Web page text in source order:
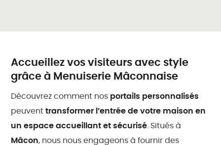
Accueillez vos visiteurs avec style
grâce à Menuiserie Mâconnaise
Découvrez comment nos portails personnalisés
peuventtransformer l’entrée de votre maison en
un espace accueillant et sécurisé . Situés à
Mâcon, nous nous engageons à fournir des